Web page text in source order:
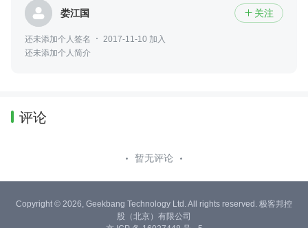
娄江国  关注
还未添加个人签名
2017-11-10 加入
还未添加个人简介
评论
暂无评论
Copyright © 2026, Geekbang Technology Ltd. All rights reserved. 极客邦控
股（北京）有限公司